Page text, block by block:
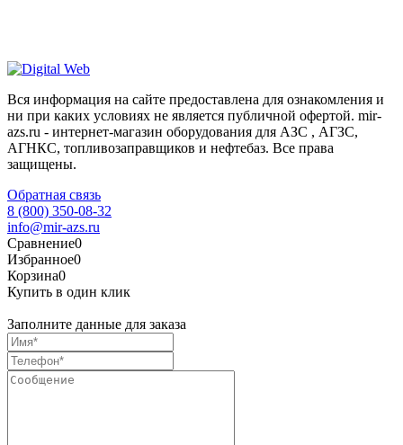
Вся информация на сайте предоставлена для ознакомления и
ни при каких условиях не является публичной офертой. mir-
azs.ru - интернет-магазин оборудования для АЗС , АГЗС,
АГНКС, топливозаправщиков и нефтебаз. Все права
защищены.
Обратная связь
8 (800) 350-08-32
info@mir-azs.ru
Сравнение0
Избранное0
Корзина0
Купить в один клик
Заполните данные для заказа